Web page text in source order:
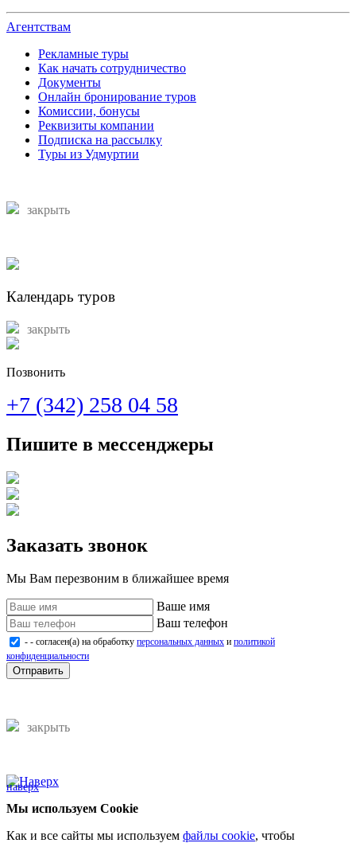
Агентствам
Рекламные туры
Как начать сотрудничество
Документы
Онлайн бронирование туров
Комиссии, бонусы
Реквизиты компании
Подписка на рассылку
Туры из Удмуртии
закрыть
Календарь туров
закрыть
Позвонить
+7 (342) 258 04 58
Пишите в мессенджеры
Заказать звонок
Мы Вам перезвоним в ближайшее время
Ваше имя
Ваш телефон
- - согласен(а) на обработку персональных данных и политикой
конфиденциальности
Отправить
закрыть
наверх
Мы используем Cookie
Как и все сайты мы используем файлы cookie, чтобы